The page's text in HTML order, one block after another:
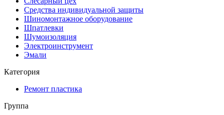
Средства индивидуальной защиты
Шиномонтажное оборудование
Шпатлевки
Шумоизоляция
Электроинструмент
Эмали
Категория
Ремонт пластика
Группа